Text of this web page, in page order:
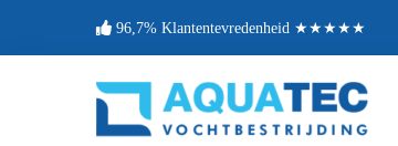
96,7% Klantentevredenheid ★★★★★